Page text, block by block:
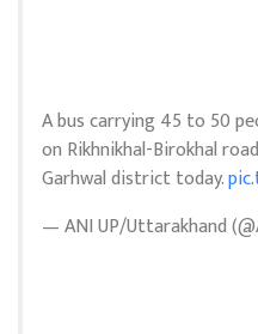
A bus carrying 45 to 50
on Rikhnikhal-Birokhal
Garhwal district today.
— ANI UP/Uttarakhand